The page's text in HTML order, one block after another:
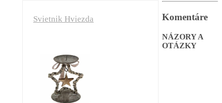
Svietnik Hviezda Komentáre
NÁZORY A
OTÁZKY